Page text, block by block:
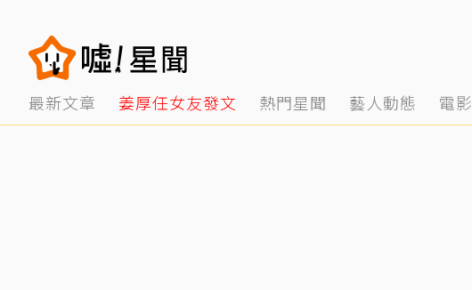
最新文章 姜厚任女友發文 熱門星聞 藝人動態 電影